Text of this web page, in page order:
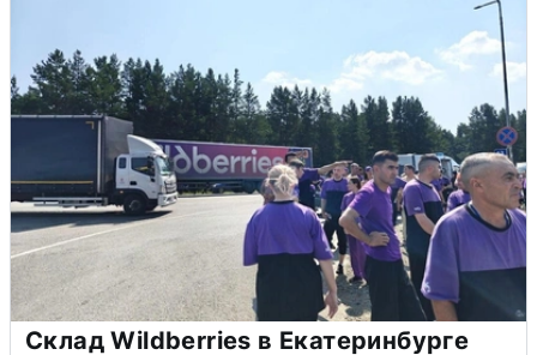
Склад Wildberries в Екатеринбурге